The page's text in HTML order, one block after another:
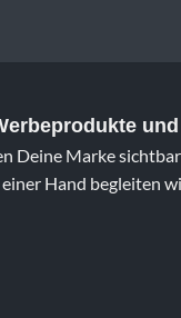
Deine Marke
Hand begleiten